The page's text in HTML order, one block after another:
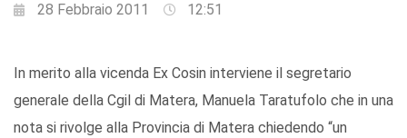
28 Febbraio 2011 12:51
In merito alla vicenda Ex Cosin interviene il segretario
generale della Cgil di Matera, Manuela Taratufolo che in una
nota si rivolge alla Provincia di Matera chiedendo “un